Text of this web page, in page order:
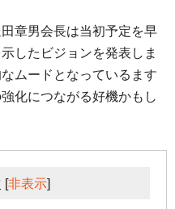
章男会長は当初予定を早
したビジョンを発表しま
ムードとなっているます
化につながる好機かもし
[非表示]